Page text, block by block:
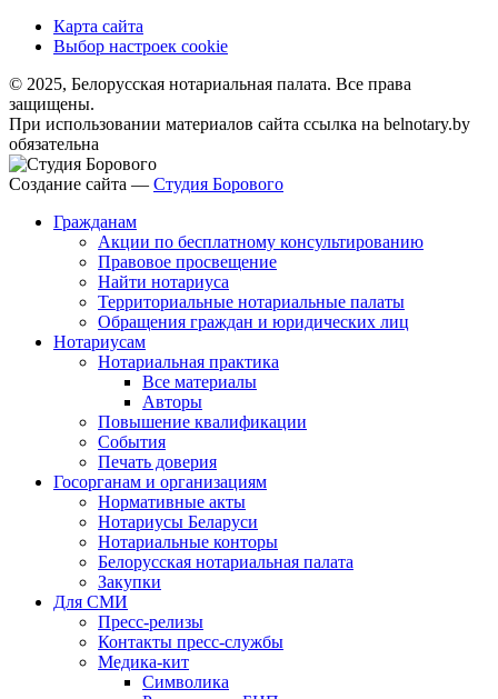
Карта сайта
Выбор настроек cookie
© 2025, Белорусская нотариальная палата. Все права
защищены.
При использовании материалов сайта ссылка на belnotary.by
обязательна
Создание сайта — Студия Борового
Гражданам
Акции по бесплатному консультированию
Правовое просвещение
Найти нотариуса
Территориальные нотариальные палаты
Обращения граждан и юридических лиц
Нотариусам
Нотариальная практика
Все материалы
Авторы
Повышение квалификации
События
Печать доверия
Госорганам и организациям
Нормативные акты
Нотариусы Беларуси
Нотариальные конторы
Белорусская нотариальная палата
Закупки
Для СМИ
Пресс-релизы
Контакты пресс-службы
Медика-кит
Символика